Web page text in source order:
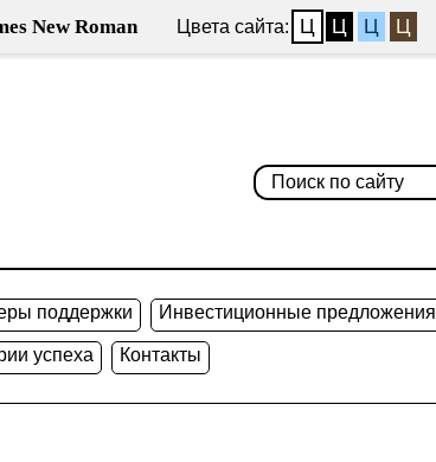
New Roman Цвета сайта: Ц Ц Ц Ц
поддержки Инвестиционные предложения
успеха Контакты